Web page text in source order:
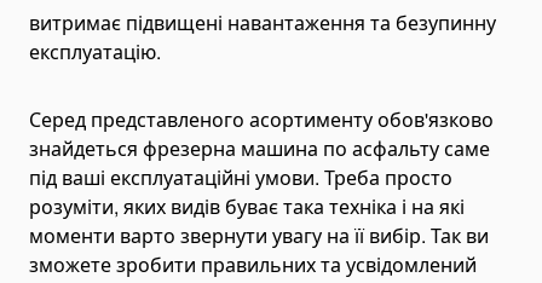
Hydraulic Presses
Hydraulic Punching Tools
Electric Hydraulic Punching Machines
Manual Arbor Presses
Expander and Spreader Tools
Mechanical Flange Spreaders
витримає підвищені навантаження та безупинну
експлуатацію.
Серед представленого асортименту обов'язково
знайдеться фрезерна машина по асфальту саме
під ваші експлуатаційні умови. Треба просто
розуміти, яких видів буває така техніка і на які
моменти варто звернути увагу на її вибір. Так ви
зможете зробити правильних та усвідомлений